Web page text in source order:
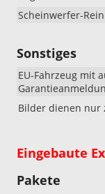
Scheinwerfer-
Sonstiges
EU-Fahrzeug mit
Bilder dienen nur
Eingebaute
Pakete